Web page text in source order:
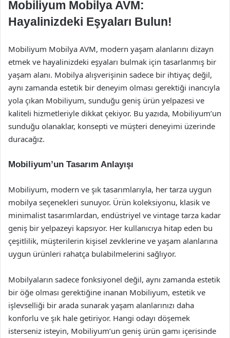
Mobiliyum Mobilya AVM:
Hayalinizdeki Eşyaları Bulun!
Mobiliyum Mobilya AVM, modern yaşam alanlarını dizayn
etmek ve hayalinizdeki eşyaları bulmak için tasarlanmış bir
yaşam alanı. Mobilya alışverişinin sadece bir ihtiyaç değil,
aynı zamanda estetik bir deneyim olması gerektiği inancıyla
yola çıkan Mobiliyum, sunduğu geniş ürün yelpazesi ve
kaliteli hizmetleriyle dikkat çekiyor. Bu yazıda, Mobiliyum’un
sunduğu olanaklar, konsepti ve müşteri deneyimi üzerinde
duracağız.
Mobiliyum’un Tasarım Anlayışı
Mobiliyum, modern ve şık tasarımlarıyla, her tarza uygun
mobilya seçenekleri sunuyor. Ürün koleksiyonu, klasik ve
minimalist tasarımlardan, endüstriyel ve vintage tarza kadar
geniş bir yelpazeyi kapsıyor. Her kullanıcıya hitap eden bu
çeşitlilik, müşterilerin kişisel zevklerine ve yaşam alanlarına
uygun ürünleri rahatça bulabilmelerini sağlıyor.
Mobilyaların sadece fonksiyonel değil, aynı zamanda estetik
bir öğe olması gerektiğine inanan Mobiliyum, estetik ve
işlevselliği bir arada sunarak yaşam alanlarınızı daha
konforlu ve şık hale getiriyor. Hangi odayı döşemek
isterseniz isteyin, Mobiliyum’un geniş ürün gamı içerisinde